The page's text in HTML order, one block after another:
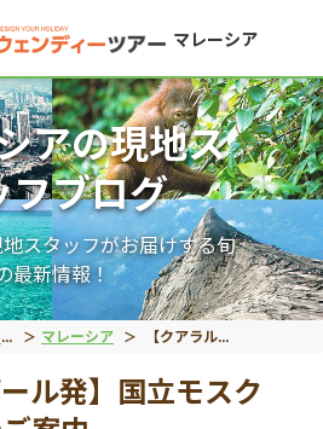
マレーシア
マレーシア 【クアラルンプール発】国立モスク 入場可能時間のご案内
アの現地ス
フブログ
スタッフがお届けする旬
最新情報！
ール発】国立モスク
す
戻る
世界遺産（文化）
マラッカ
ジョージタウン
戻る
世界遺産（自然）
キナバル公園
グヌン・ムル国立公園
戻る
動物
オランウータン
リバーサファリ
戻る
絶景アイランド
ガヤ島
サピ島
戻る
マレーシア国外
ブルネイ旅行
戻る
宿泊パッケージ
秘境ツアー